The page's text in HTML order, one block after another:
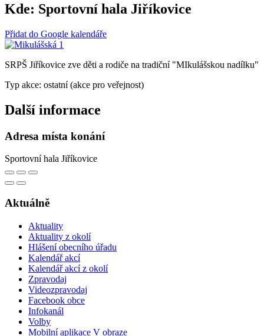
Kde: Sportovní hala Jiříkovice
Přidat do Google kalendáře
SRPŠ Jiříkovice zve děti a rodiče na tradiční "MIkulášskou nadílku"
Typ akce: ostatní (akce pro veřejnost)
Další informace
Adresa místa konání
Sportovní hala Jiříkovice
Aktuálně
Aktuality
Aktuality z okolí
Hlášení obecního úřadu
Kalendář akcí
Kalendář akcí z okolí
Zpravodaj
Videozpravodaj
Facebook obce
Infokanál
Volby
Mobilní aplikace V obraze